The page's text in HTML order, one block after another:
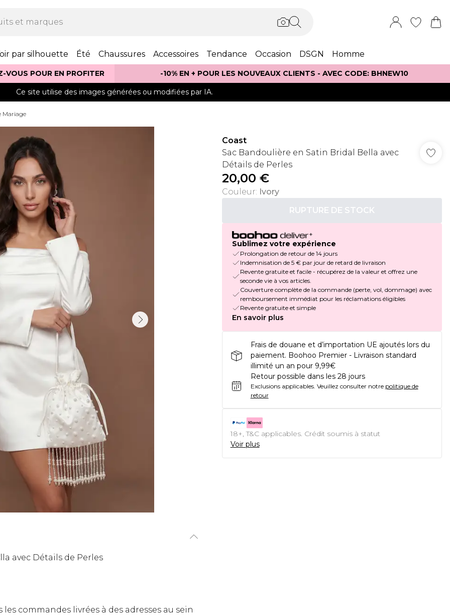
par silhouette Été Chaussures Accessoires Tendance Occasion DSGN Homme
VOUS POUR EN PROFITER -10% EN + POUR LES NOUVEAUX CLIENTS - AVEC CODE: BHNEW10
Ce site utilise des images générées ou modifiées par IA.
Mariage
avec Détails de Perles
commandes livrées à des adresses au sein
Coast
Sac Bandoulière en Satin Bridal Bella avec
Détails de Perles
20,00 €
Couleur: Ivory
RUPTURE DE STOCK
Sublimez votre expérience
Prolongation de retour de 14 jours
Indemnisation de 5 € par jour de retard de livraison
Revente gratuite et facile - récupérez de la valeur et offrez une
seconde vie à vos articles.
Couverture complète de la commande (perte, vol, dommage) avec
remboursement immédiat pour les réclamations éligibles
Revente gratuite et simple
En savoir plus
Frais de douane et d’importation UE ajoutés lors du
paiement. Boohoo Premier - Livraison standard
illimité un an pour 9,99€
Retour possible dans les 28 jours
Exclusions applicables. Veuillez consulter notre politique de
retour
18+, T&C applicables. Crédit soumis à statut
Voir plus